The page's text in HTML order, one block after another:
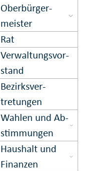
Ober­bürger­
meister
Rat
Ver­waltungs­vor­
stand
Bezirks­ver­
tretungen
Wahlen und Ab­
stimmungen
Haushalt und
Finanzen